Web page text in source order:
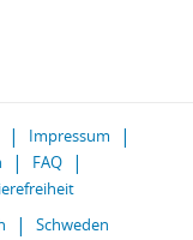
Impressum
FAQ
Schweden